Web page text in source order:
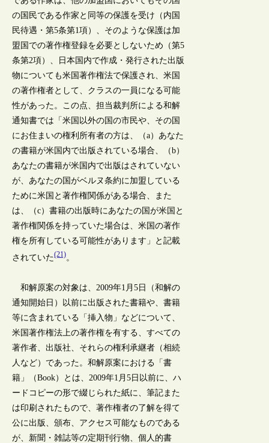
の国民である作家と同等の保護を受け（内国
民待遇・第5条第1項）、そのような保護は加
盟国での著作権登録を必要としないため（第5
条第2項）、日本国内で作成・発行された出版
物についても米国著作権法で保護され、米国
の著作権者として、クラスの一員になる可能
性があった。この点、担当裁判所による和解
通知書では「米国以外の国の市民や、その国
にお住まいの権利所有者の方は、（a）あなた
の書籍が米国内で出版されている場合、（b）
あなたの書籍が米国内で出版はされていない
が、あなたの国がベルヌ条約に加盟している
ために米国と著作権関係がある場合、また
は、（c）書籍の出版時にあなたの国が米国と
著作権関係を持っていた場合は、米国の著作
権を所有している可能性があります」と記載
されていた(21)。
和解原案の対象は、2009年1月5日（和解の
通知開始日）以前に出版された書籍や、書籍
等に含まれている「挿入物」などについて、
米国著作権法上の著作権を有する、すべての
著作者、出版社、それらの権利承継者（相続
人など）であった。和解原案における「書
籍」（Book）とは、2009年1月5日以前に、ハ
ードコピーの形で綴じられた紙に、筆記また
は印刷されたもので、著作権者の了解を得て
公に出版、頒布、アクセス可能なものである
が、新聞・雑誌等の定期刊行物、個人的書